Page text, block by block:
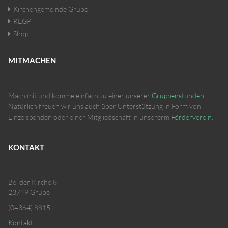
Kirchengemeinde Grube
REGP
Shop
MITMACHEN
Mach mit und komme einfach zu einer unserer Gruppenstunden
Natürlich freuen wir uns auch über Unterstützung in Form von
Einzelspenden oder einer Mitgliedschaft in unsererm Förderverein
KONTAKT
Bei der Kirche 8
23749 Grube
(04364) 8815
Kontakt